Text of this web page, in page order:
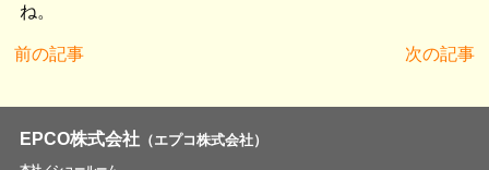
ね。
前の記事 次の記事
EPCO株式会社（エプコ株式会社）